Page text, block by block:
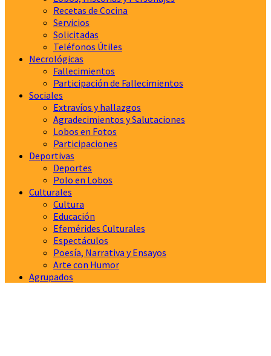
Recetas de Cocina
Servicios
Solicitadas
Teléfonos Útiles
Necrológicas
Fallecimientos
Participación de Fallecimientos
Sociales
Extravíos y hallazgos
Agradecimientos y Salutaciones
Lobos en Fotos
Participaciones
Deportivas
Deportes
Polo en Lobos
Culturales
Cultura
Educación
Efemérides Culturales
Espectáculos
Poesía, Narrativa y Ensayos
Arte con Humor
Agrupados